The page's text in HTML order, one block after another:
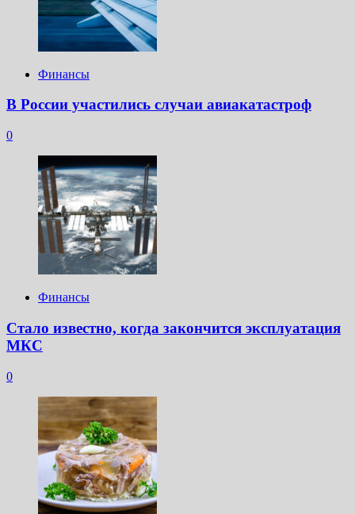
Финансы
В России участились случаи авиакатастроф
0
Финансы
Стало известно, когда закончится эксплуатация
МКС
0